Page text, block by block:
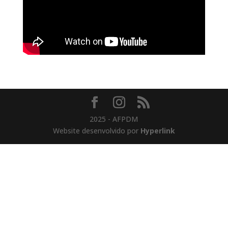
2025 - AFPDM
Website desenvolvido por Hyperlink